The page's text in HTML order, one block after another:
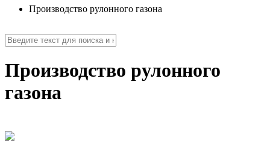
Производство рулонного газона
Производство рулонного
газона